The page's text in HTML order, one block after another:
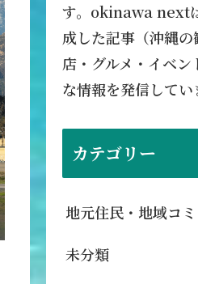
す。okinawa next
成した記事（沖縄
店・グルメ・イベ
な情報を発信してい
カテゴリー
地元住民・地域コ
未分類